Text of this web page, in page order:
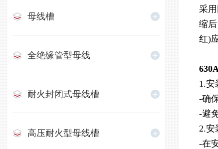
母线槽
全绝缘管型母线
耐火封闭式母线槽
高压耐火型母线槽
采
缩
红)
1.安
-确
-避
2.安
-在